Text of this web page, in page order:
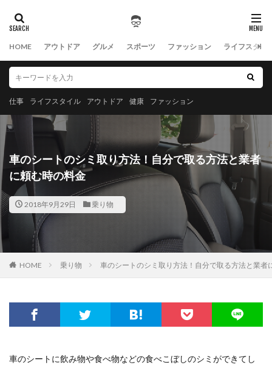
HOME アウトドア グルメ スポーツ ファッション ライフスタイ
仕事 ライフスタイル アウトドア 健康 ファッション
車のシートのシミ取り方法！自分で取る方法と業者
に頼む時の料金
2018年9月29日 乗り物
HOME 乗り物 車のシートのシミ取り方法！自分で取る方法と業者
車のシートに飲み物や食べ物などの食べこぼしのシミができてし